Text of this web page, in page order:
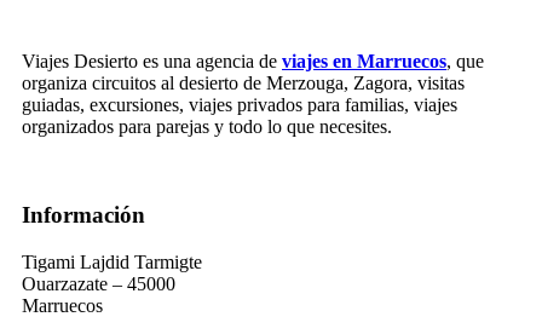
Viajes Desierto es una agencia de viajes en Marruecos, que
organiza circuitos al desierto de Merzouga, Zagora, visitas
guiadas, excursiones, viajes privados para familias, viajes
organizados para parejas y todo lo que necesites.
Información
Tigami Lajdid Tarmigte
Ouarzazate – 45000
Marruecos